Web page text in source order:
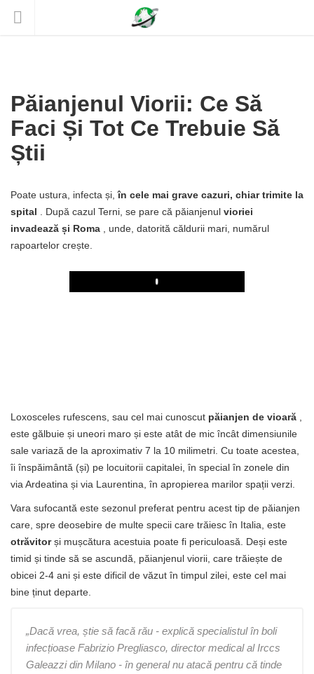
Păianjenul Viorii: Ce Să
Faci Și Tot Ce Trebuie Să
Știi
Poate ustura, infecta și,în cele mai grave cazuri, chiar trimite la
spital . După cazul Terni, se pare că păianjenul vioriei
invadează și Roma , unde, datorită căldurii mari, numărul
rapoartelor crește.
Play
Loxosceles rufescens, sau cel mai cunoscut păianjen de vioară
este gălbuie și uneori maro și este atât de mic încât dimensiunile
sale variază de la aproximativ 7 la 10 milimetri. Cu toate acestea,
îi înspăimântă (și) pe locuitorii capitalei, în special în zonele din
via Ardeatina și via Laurentina, în apropierea marilor spații verzi.
Vara sufocantă este sezonul preferat pentru acest tip de păianjen
care, spre deosebire de multe specii care trăiesc în Italia, este
otrăvitorși mușcătura acestuia poate fi periculoasă. Deși este
timid și tinde să se ascundă, păianjenul viorii, care trăiește de
obicei 2-4 ani și este dificil de văzut în timpul zilei, este cel mai
bine ținut departe.
„Dacă vrea, știe să facă rău - explică specialistul în boli
infecțioase Fabrizio Pregliasco, director medical al Irccs
Galeazzi din Milano - în general nu atacă pentru că tinde